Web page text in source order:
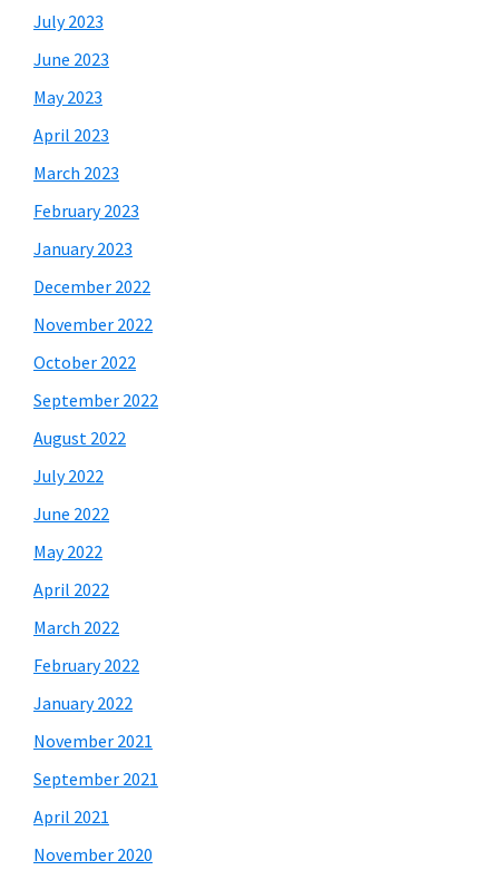
July 2023
June 2023
May 2023
April 2023
March 2023
February 2023
January 2023
December 2022
November 2022
October 2022
September 2022
August 2022
July 2022
June 2022
May 2022
April 2022
March 2022
February 2022
January 2022
November 2021
September 2021
April 2021
November 2020